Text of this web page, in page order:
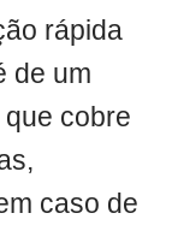
rápida
de um
cobre
caso de